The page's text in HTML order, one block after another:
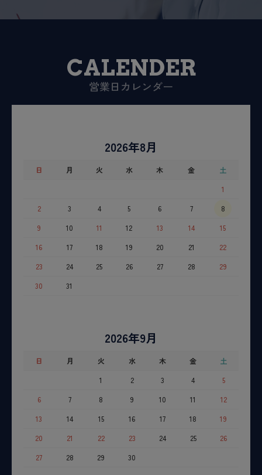
CALENDER
営業日カレンダー
2026年8月
日 月 火 水 木 金
土
1
2
3 4 5 6 7
8
9
10 11 12 13 14
15
16
17 18 19 20 21
22
23
24 25 26 27 28
29
30
31
2026年9月
日 月 火 水 木 金
土
1
2 3 4
5
6
7 8 9 10 11
12
13
14 15 16 17 18
19
20
21 22 23 24 25
26
27
28 29 30